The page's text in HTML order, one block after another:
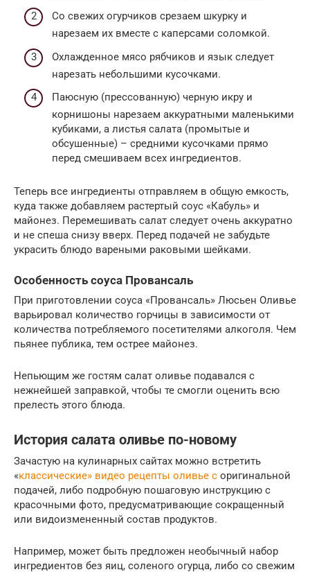
Со свежих огурчиков срезаем шкурку и
нарезаем их вместе с каперсами соломкой.
Охлажденное мясо рябчиков и язык следует
нарезать небольшими кусочками.
Паюсную (прессованную) черную икру и
корнишоны нарезаем аккуратными маленькими
кубиками, а листья салата (промытые и
обсушенные) – средними кусочками прямо
перед смешиваем всех ингредиентов.
Теперь все ингредиенты отправляем в общую емкость,
куда также добавляем растертый соус «Кабуль» и
майонез. Перемешивать салат следует очень аккуратно
и не спеша снизу вверх. Перед подачей не забудьте
украсить блюдо вареными раковыми шейками.
Особенность соуса Провансаль
При приготовлении соуса «Провансаль» Люсьен Оливье
варьировал количество горчицы в зависимости от
количества потребляемого посетителями алкоголя. Чем
пьянее публика, тем острее майонез.
Непьющим же гостям салат оливье подавался с
нежнейшей заправкой, чтобы те смогли оценить всю
прелесть этого блюда.
История салата оливье по-новому
Зачастую на кулинарных сайтах можно встретить
«классические» видео рецепты оливье с оригинальной
подачей, либо подробную пошаговую инструкцию с
красочными фото, предусматривающие сокращенный
или видоизмененный состав продуктов.
Например, может быть предложен необычный набор
ингредиентов без яиц, соленого огурца, либо со свежим